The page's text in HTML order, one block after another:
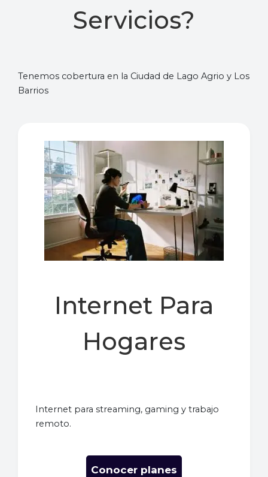
Servicios?
Tenemos cobertura en la Ciudad de Lago Agrio y Los
Barrios
Internet Para
Hogares
Internet para streaming, gaming y trabajo
remoto.
Conocer planes